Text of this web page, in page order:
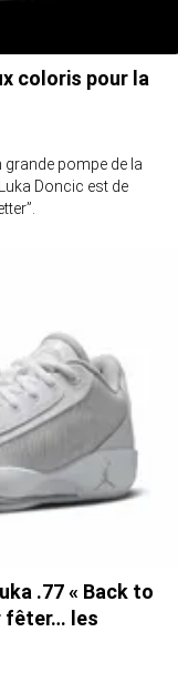
coloris pour la
pompe de la
Doncic est de
.77 « Back to
fêter… les